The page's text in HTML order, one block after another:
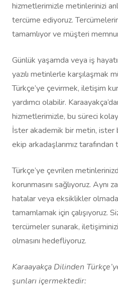
hizmetlerimizle metinlerinizi
tercüme ediyoruz.
tamamlıyor ve müşteri
Günlük yaşamda veya iş
yazılı metinlerle karşılaşmak
Türkçe’ye çevirmek, iletişim
yardımcı olabilir.
hizmetlerimizle, bu süreci
İster akademik bir metin, ister
ekip arkadaşlarımız
Türkçe’ye çevrilen
korunmasını sağlıyoruz. Aynı
hatalar veya eksiklikler
tamamlamak için çalışıyoruz.
tercümeler sunarak,
olmasını hedefliyoruz.
Karaayakça Dilinden
şunları içermektedir: